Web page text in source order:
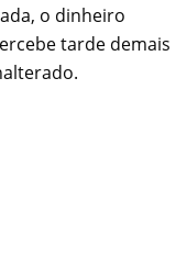
o dinheiro
tarde demais